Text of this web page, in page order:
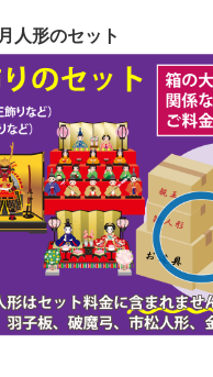
養祭令和4年1月17日(月)
養祭令和3年12月3日(金)
祭 令和3年10月11日(月)
養祭 令和3年9月13日(月)
養祭令和3年7月12日(月)
養祭令和3年6月3日(木)
養祭令和3年4月23日(金)
人形のセット